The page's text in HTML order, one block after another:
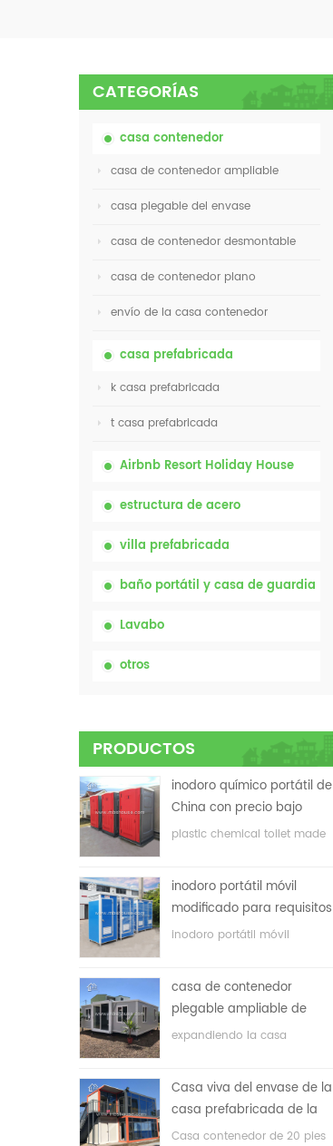
CATEGORÍAS
casa contenedor
casa de contenedor ampliable
casa plegable del envase
casa de contenedor desmontable
casa de contenedor plano
envío de la casa contenedor
casa prefabricada
k casa prefabricada
t casa prefabricada
Airbnb Resort Holiday House
estructura de acero
villa prefabricada
baño portátil y casa de guardia
Lavabo
otros
PRODUCTOS
inodoro químico portátil de
China con precio bajo
plastic chemical toilet made
inodoro portátil móvil
modificado para requisitos
particulares barato de
inodoro portátil móvil
casa de contenedor
plegable ampliable de
bajo precio
expandiendo la casa
Casa viva del envase de la
casa prefabricada de la
prueba de fuego de los
Casa contenedor de 20 pies